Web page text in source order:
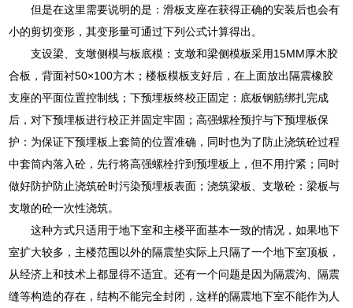
但是在这里需要说明的是：滑板支座在获得正确的安装后也会有
小的剪切变形，其变形量可通过下列公式计算得出。
支设梁、支墩侧模与板底模：支墩和梁侧模板采用15MM厚木胶
合板，背面衬50×100方木；楼板模板支好后，在上面放出隔震橡胶
支座的平面位置控制线；下预埋板终校正固定：底板钢筋绑扎完成
后，对下预埋板进行校正并固定牢固；高强螺栓预拧与下预埋板保
护：为保证下预埋板上套筒的位置准确，同时也为了防止浇筑砼过程
中套筒内落入砼，先行将高强螺栓拧到预埋板上，但不用拧紧；同时
做好防护防止浇筑砼时污染预埋板表面；浇筑梁板、支墩砼：梁板与
支墩的砼一次性浇筑。
这种方式只适用于地下室和主楼平面基本一致的情况，如果地下
室扩大较多，主楼范围以外的隔震垫实际上只隔了一个地下室顶板，
从经济上和技术上都显得不适宜。还有一个问题是因为隔震沟、隔震
缝等构造的存在，结构不能完全封闭，这样的隔震地下室不能作为人